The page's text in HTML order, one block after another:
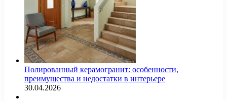
Полированный керамогранит: особенности,
преимущества и недостатки в интерьере
30.04.2026